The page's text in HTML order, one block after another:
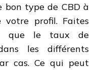
bon type de CBD à
votre profil. Faites
que le taux de
les différents
cas. Ce qui peut